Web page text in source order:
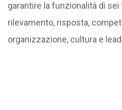
garantire la funzionalità di
rilevamento, risposta,
organizzazione, cultura e